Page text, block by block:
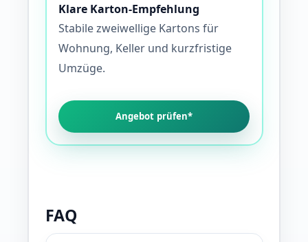
Klare Karton-Empfehlung
Stabile zweiwellige Kartons für
Wohnung, Keller und kurzfristige
Umzüge.
Angebot prüfen*
FAQ